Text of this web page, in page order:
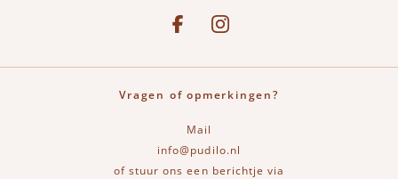
See our FacebookBekijk onze Instagram pagina
Vragen of opmerkingen?
Mail
info@pudilo.nl
of stuur ons een berichtje via